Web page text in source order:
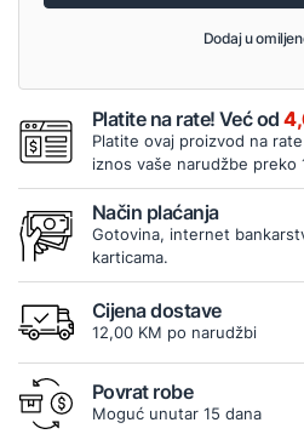
Dodaj u
Platite na rate! Već od
Platite ovaj proizvod na
iznos vaše narudžbe preko
Način plaćanja
Gotovina, internet
karticama.
Cijena dostave
12,00 KM po narudžbi
Povrat robe
Moguć unutar 15 dana